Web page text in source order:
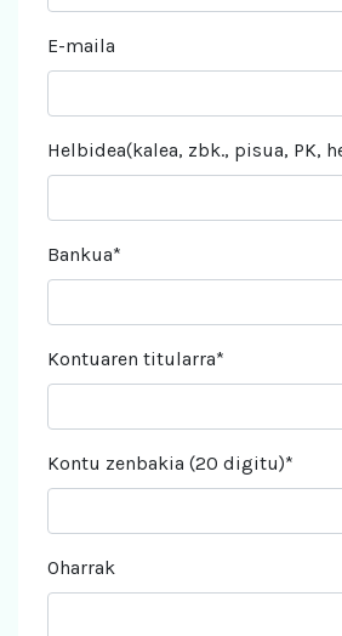
E-maila
Helbidea(kalea, zbk., pisua, PK,
Bankua*
Kontuaren titularra*
Kontu zenbakia (20 digitu)*
Oharrak